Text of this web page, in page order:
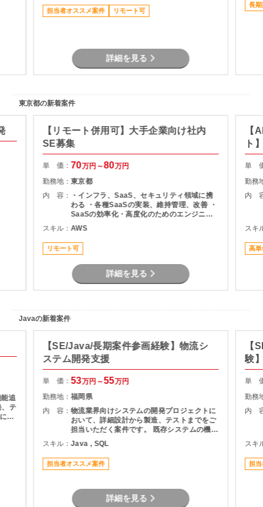
（進捗・課題管理、関係者調整） ・品質管理
および開発推進
担当者オススメ案件 リモート可
詳細を見る
長期
東京都の新着案件
【リモート併用可】大手企業向け社内
SE募集
単 価： 70万円～80万円
勤務地：東京都
内 容：
・インフラ、SaaS、セキュリティ領域に携
わる ・各種SaaSの実装、維持管理、改善 ・
SaaSの効率化・高度化のためのエンジニア
リング ・SaaSのシステム課題・障害に対す
る対策の計画と実装 ・社内NWやオンプレサ
ーバの運用保守 ・拠点のネットワーク配備担
当
スキル：AWS
リモート可
詳細を見る
【
ト
単
勤務
内
スキ
高単
Javaの新着案件
追
、テ
し
【SE/Java/長期案件参画経験】物流シ
ステム開発支援
単 価：53万円～55万円
勤務地：福岡県
内 容：物流業界向けシステムの開発プロジェクトに
おいて、詳細設計から製造、テストまでをご
担当いただく案件です。 既存システムの機能
追加や改修を中心に対応いただき、長期的に
プロジェクトへ参画できる環境となっていま
す。 物流システムの経験がなくても、Java
による業務系開発経験を活かして参画可能で
スキル：Java , SQL
担当者オススメ案件
詳細を見る
【
験
援
単
勤務
内
スキ
担当